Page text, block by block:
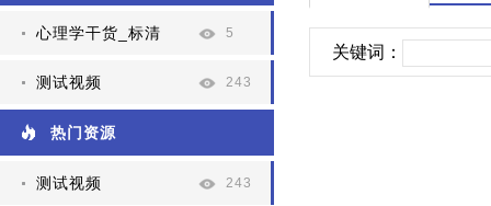
心理学干货_标清 5
测试视频 243
热门资源
测试视频 243
关键词：